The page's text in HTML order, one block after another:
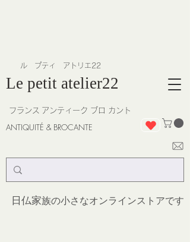
Le petit atelier22
ANTIQUITÉ & BROCANTE
アンティーク ブロ カント
日仏家族の小さなオンラインストアです
​ル プティ アトリエ22
フランス